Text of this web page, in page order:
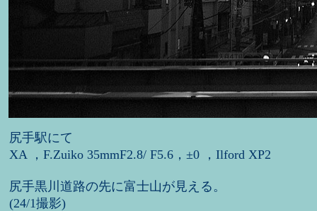
尻手駅にて
XA ，F.Zuiko 35mmF2.8/ F5.6，±0 ，Ilford XP2
尻手黒川道路の先に富士山が見える。
(24/1撮影)